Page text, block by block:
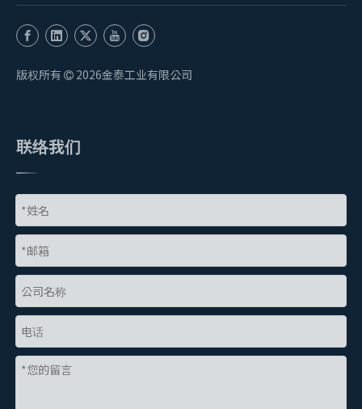
版权所有  2026金泰工业有限公司
联络我们